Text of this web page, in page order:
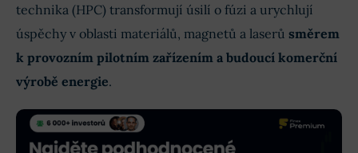
technika (HPC) transformují úsilí o fúzi a urychlují
úspěchy v oblasti materiálů, magnetů a laserů směrem
k provozním pilotním zařízením a budoucí komerční
výrobě energie.